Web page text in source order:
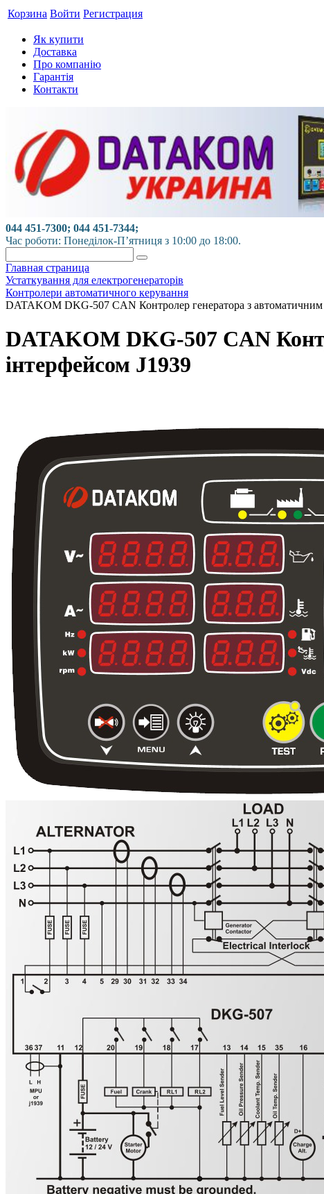
Корзина Войти Регистрация
Як купити
Доставка
Про компанію
Гарантія
Контакти
044 451-7300; 044 451-7344;
Час роботи: Понеділок-П’ятниця з 10:00 до 18:00.
Главная страница
Устаткування для електрогенераторів
Контролери автоматичного керування
DATAKOM DKG-507 CAN Контролер генератора з автоматичним
DATAKOM DKG-507 CAN
інтерфейсом J1939